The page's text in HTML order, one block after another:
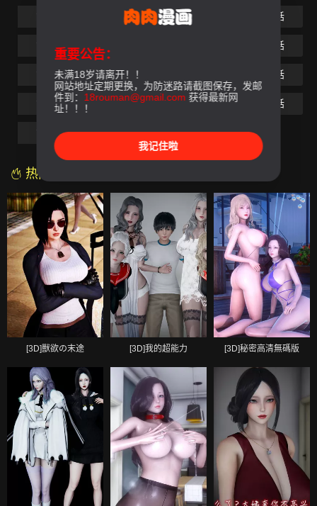
第26話 第27話 第28話
第29話 第32話
第33話 第34話 第36話
第37話 第38話 第39話 第40話
第41話 第42話 第43話-最終話
热门漫画
[3D]獸欲の末途 [3D]我的超能力 [3D]秘密高清無碼版
重要公告：
未满18岁请离开！！
网站地址定期更换，为防迷路请截图保存，发邮
件到： 18rouman@gmail.com 获得最新网
址！！！
我记住啦